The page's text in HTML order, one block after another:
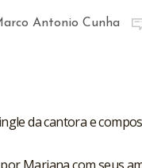
Antonio Cunha
da cantora e